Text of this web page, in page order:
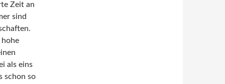
Zeit an
sind
als eins
schon so